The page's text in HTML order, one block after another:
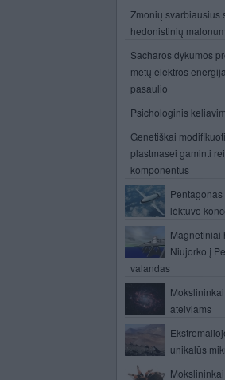
Žmonių svarbiausius
hedonistinių
Sacharos dykumos
metų elektros
pasaulio
Psichologinis
Genetiškai
plastmasei gaminti
komponentus
Pentagonas
lėktuvo
Magnetiniai
Niujorko į
valandas
Mokslininkai
ateiviams
unikalūs
Mokslininkai